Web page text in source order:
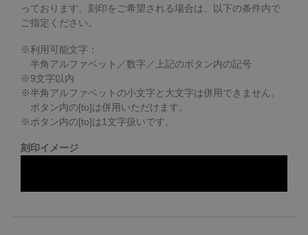
っております。 刻印をご希望される場合は、以下の条件内で
ご指定ください。
※利用可能文字：
半角アルファベット／数字／上記のボタン内の記号
※9文字以内
※半角アルファベットの小文字と大文字は併用できません。
ボタン内の[to]は併用いただけます。
※ボタン内の[to]は1文字扱いです。
刻印イメージ